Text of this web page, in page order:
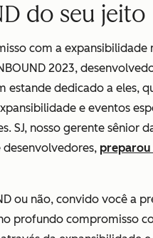
do seu jeito
com a expansibilidade
2023,
estande dedicado a eles,
e eventos
SJ, nosso gerente sênior
preparou
ou não, convido você a
profundo compromisso